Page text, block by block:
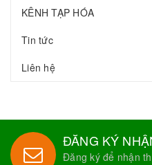
KÊNH TẠP HÓA
Tin tức
Liên hệ
ĐĂNG KÝ
Đăng ký để nhận